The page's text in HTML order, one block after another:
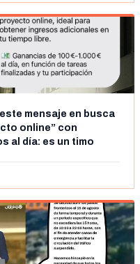
mensaje en busca
online” con
al día: es un timo